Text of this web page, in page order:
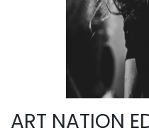
ART NATION